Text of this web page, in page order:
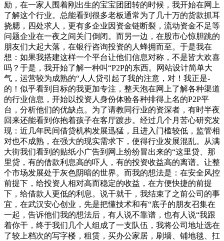
励，在一家人围着刚出生的宝宝团团转的时候，我开始在网上
了解这个行业。总能看到很多老板通常为了几十万的货款抓耳
挠腮，四处求人，更有多企业因资金链断裂，流动资金不足等
问题企业在一夜之间关门倒闭。而另一边，在股市心惊胆跳的
朋友们大起大落，在银行咨询投资的人蜂拥而至。于是我在
想：如果我搭建这样一个平台让他们信息对称，不是皆大欢喜
吗？于是，我开始了解一种叫“P2P的东西。网站设计简单大
气，运营较为成熟的“人人贷引起了我的注意，对！我正是-
的！似乎看到目标的我更加专注，整天泡在网上了解各种渠道
的行业信息，开始以投资人身份体验各种排得上名的P2P平
台，分析他们的优缺点。为了请教同行业的资深者，有时半夜
回来还能看到你抱着孩子在客厅踱步。经过几个月苦心研究发
现：近几年民间借贷机构发展迅猛，且进入门槛较低，监管相
对也不成熟，在强大的现实需求下，使得行业发展混乱。从满
大街我们看到的贴纸小广告到网上纷纷冒出来的“这里贷、那
里贷，有的借款利息高的吓人，有的投资收益高的离谱。让整
个市场发展处于灰色阴暗的世界。而我的想法是：在安全风控
前提下，给投资人相对高而稳定的收益，在方便快捷的前提
下，给借款人更低的利息。说干就干，我结束了之前公司的事
宜，在武汉安心创业，先是把懂技术和有“底子的朋友召集在
一起，告诉他们我的想法后，有人说不靠谱，也有人说“我跟
着你干，终于我们几个人组成了一支队伍，我将公司地址选在
了较上档次的写字楼，租赁，买办公家居，刷墙、铺地毯、扛